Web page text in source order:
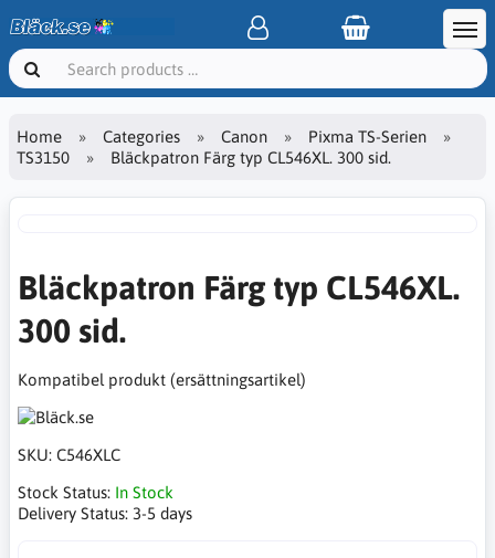
Home Categories Canon
Pixma TS-Serien
TS3150
Bläckpatron Färg typ CL546XL. 300 sid.
Bläckpatron Färg typ CL546XL.
300 sid.
Kompatibel produkt (ersättningsartikel)
SKU: C546XLC
Stock Status: In Stock
Delivery Status: 3-5 days